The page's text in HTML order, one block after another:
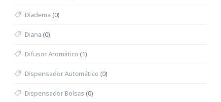
Diadema (0)
Diana (0)
Difusor Aromático (1)
Dispensador Automático (0)
Dispensador Bolsas (0)